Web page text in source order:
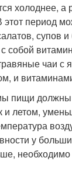
холоднее, а
этот период
супов
с собой
чаи с
и
пищи
и летом,
у